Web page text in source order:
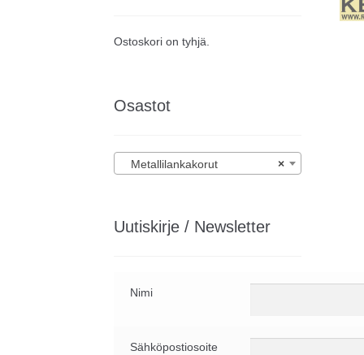
Ostoskori on tyhjä.
Osastot
×
Metallilankakorut
Uutiskirje / Newsletter
Nimi
Sähköpostiosoite